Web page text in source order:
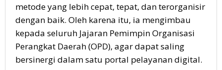
metode yang lebih cepat, tepat, dan terorganisir
dengan baik. Oleh karena itu, ia mengimbau
kepada seluruh Jajaran Pemimpin Organisasi
Perangkat Daerah (OPD), agar dapat saling
bersinergi dalam satu portal pelayanan digital.